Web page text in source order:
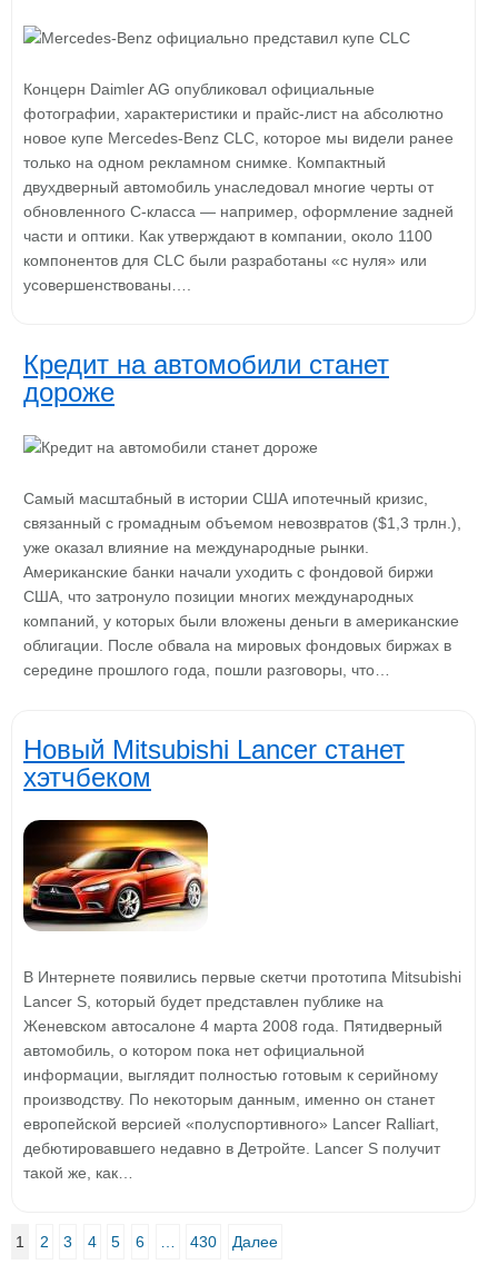
Концерн Daimler AG опубликовал официальные
фотографии, характеристики и прайс-лист на абсолютно
новое купе Mercedes-Benz CLC, которое мы видели ранее
только на одном рекламном снимке. Компактный
двухдверный автомобиль унаследовал многие черты от
обновленного C-класса — например, оформление задней
части и оптики. Как утверждают в компании, около 1100
компонентов для CLC были разработаны «с нуля» или
усовершенствованы….
Кредит на автомобили станет
дороже
Самый масштабный в истории США ипотечный кризис,
связанный с громадным объемом невозвратов ($1,3 трлн.),
уже оказал влияние на международные рынки.
Американские банки начали уходить с фондовой биржи
США, что затронуло позиции многих международных
компаний, у которых были вложены деньги в американские
облигации. После обвала на мировых фондовых биржах в
середине прошлого года, пошли разговоры, что…
Новый Mitsubishi Lancer станет
хэтчбеком
В Интернете появились первые скетчи прототипа Mitsubishi
Lancer S, который будет представлен публике на
Женевском автосалоне 4 марта 2008 года. Пятидверный
автомобиль, о котором пока нет официальной
информации, выглядит полностью готовым к серийному
производству. По некоторым данным, именно он станет
европейской версией «полуспортивного» Lancer Ralliart,
дебютировавшего недавно в Детройте. Lancer S получит
такой же, как…
1 2 3 4 5 6 … 430 Далее